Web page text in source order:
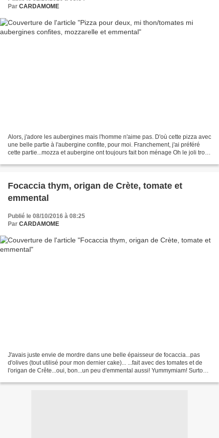
Par CARDAMOME
Alors, j'adore les aubergines mais l'homme n'aime pas. D'où cette pizza avec
une belle partie à l'aubergine confite, pour moi. Franchement, j'ai préféré
cette partie...mozza et aubergine ont toujours fait bon ménage Oh le joli trou
Focaccia thym, origan de Crète, tomate et
emmental
Publié le 08/10/2016 à 08:25
Par CARDAMOME
J'avais juste envie de mordre dans une belle épaisseur de focaccia...pas
d'olives (tout utilisé pour mon dernier cake)... ...fait avec des tomates et de
l'origan de Crête...oui, bon...un peu d'emmental aussi! Yummymiam! Surtout